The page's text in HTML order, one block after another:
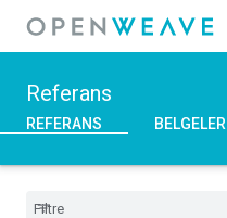
Referans
REFERANS BELGELER